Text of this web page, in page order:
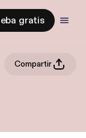
gratis
Compartir